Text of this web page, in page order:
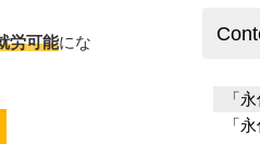
労可能にな
「
「